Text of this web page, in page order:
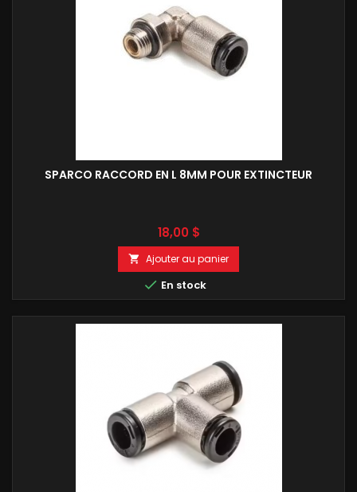
SPARCO RACCORD EN L 8MM POUR EXTINCTEUR
Prix
18,00 $
 Ajouter au panier
 En stock